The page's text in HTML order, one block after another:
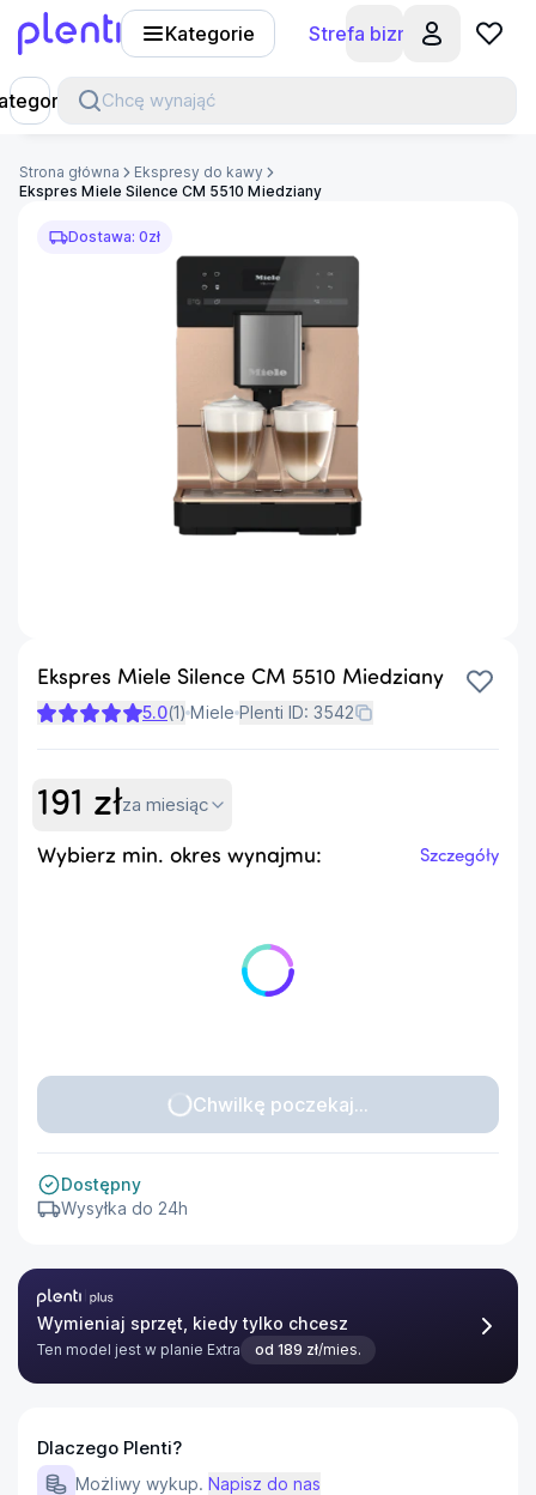
Kategorie Strefa biznesu
Chcę wynająć
Strona główna
Ekspresy do kawy
Ekspres Miele Silence CM 5510 Miedziany
Dostawa: 0zł
Ekspres Miele Silence CM 5510 Miedziany
5.0(1) Miele Plenti ID: 3542
191 złza miesiąc
Wybierz min. okres wynajmu: Szczegóły
Chwilkę poczekaj...
Dostępny
Wysyłka do 24h
Plenti Plus
Wymieniaj sprzęt, kiedy tylko chcesz
Ten model jest w planie Extra od 189 zł/mies.
Dlaczego Plenti?
Możliwy wykup. Napisz do nas